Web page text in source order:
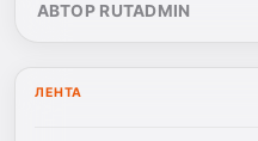
АВТОР RUTADMIN
ЛЕНТА